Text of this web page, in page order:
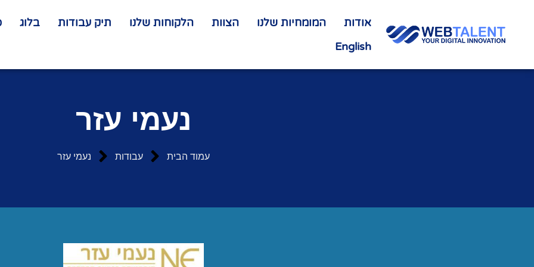
אודות המומחיות שלנו הצוות הלקוחות שלנו תיק עבודות בלוג
English
נעמי עזר
עמוד הבית עבודות נעמי עזר